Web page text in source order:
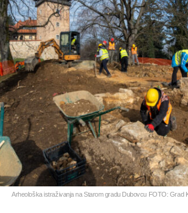
Arheološka istraživanja na Starom gradu Dubovcu FOTO: Grad